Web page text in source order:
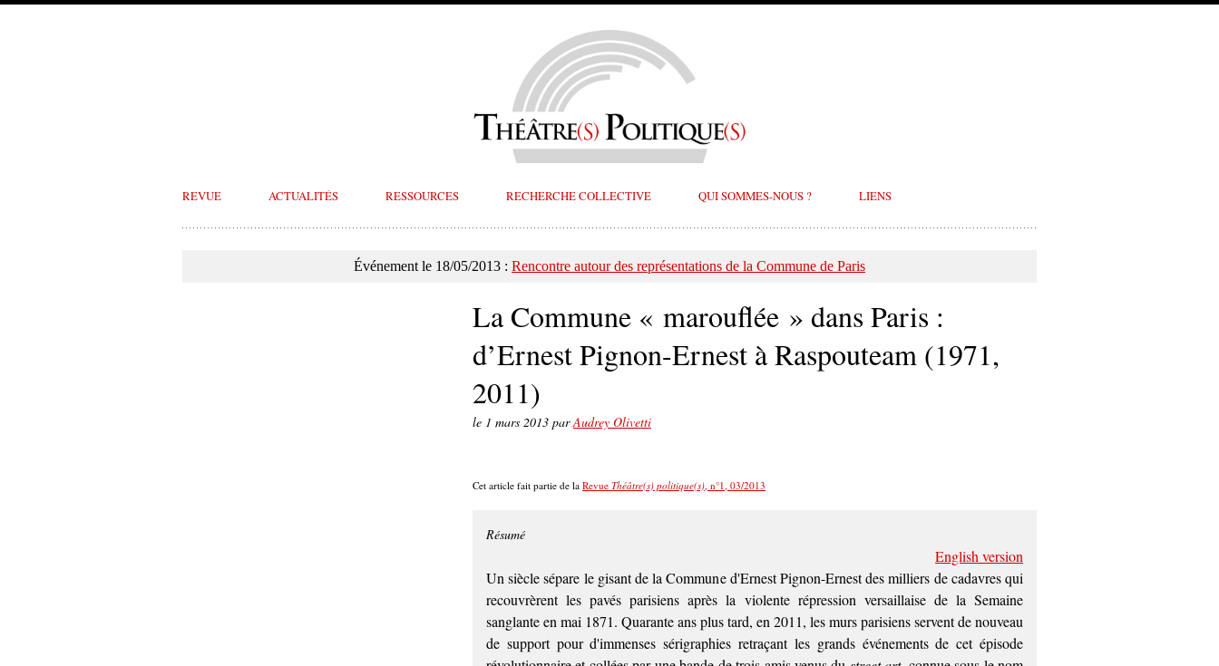
REVUE ACTUALITÉS RESSOURCES RECHERCHE COLLECTIVE QUI SOMMES-NOUS ? LIENS
Événement le 18/05/2013 : Rencontre autour des représentations de la Commune de Paris
La Commune « marouflée » dans Paris :
d’Ernest Pignon-Ernest à Raspouteam (1971,
2011)
le 1 mars 2013 parAudrey Olivetti
Cet article fait partie de la Revue Théâtre(s) politique(s), n°1, 03/2013
Résumé
English version
Un siècle sépare le gisant de la Commune d'Ernest Pignon-Ernest des milliers de cadavres qui
recouvrèrent les pavés parisiens après la violente répression versaillaise de la Semaine
sanglante en mai 1871. Quarante ans plus tard, en 2011, les murs parisiens servent de nouveau
de support pour d'immenses sérigraphies retraçant les grands événements de cet épisode